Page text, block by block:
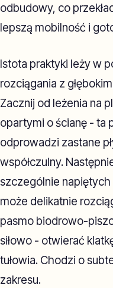
odbudowy, co
lepszą mobilność i
Istota praktyki leży w
rozciągania z
Zacznij od leżenia na
opartymi o ścianę - ta
odprowadzi zastane
współczulny.
szczególnie
może delikatnie
pasmo biodrowo-
siłowo - otwierać
tułowia. Chodzi o
zakresu.